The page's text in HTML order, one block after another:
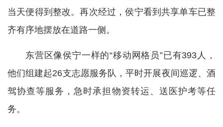
当天便得到整改。再次经过，侯宁看到共享单车已整
齐有序地摆放在道路一侧。
东营区像侯宁一样的“移动网格员”已有393人，
他们组建起26支志愿服务队，平时开展夜间巡逻、酒
驾协查等服务，急时承担物资转运、送医护考等任
务。